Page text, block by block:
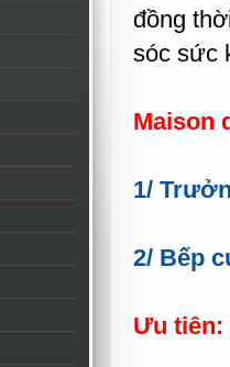
đồng
sóc sức
Maison
1/
2/ Bếp
Ưu tiên: